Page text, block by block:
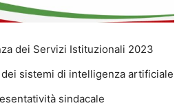
dei Servizi Istituzionali 2023
sistemi di intelligenza artificiale
sindacale